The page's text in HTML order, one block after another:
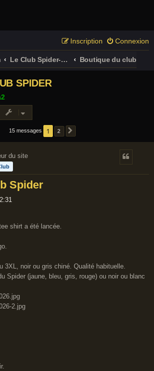
Connexion
Inscription
Le Club Spider-Renault.fr Boutique du club
SPIDER
15 messages 1 2
du site
Spider
shirt a été lancée.
3XL, noir ou gris chiné. Qualité habituelle.
Spider (jaune, bleu, gris, rouge) ou noir ou blanc
2.jpg